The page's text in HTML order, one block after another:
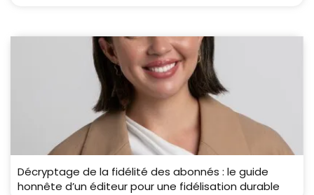
Décryptage de la fidélité des abonnés : le guide
honnête d’un éditeur pour une fidélisation durable